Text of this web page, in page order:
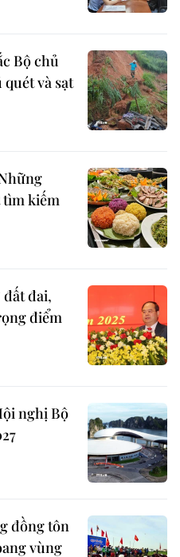
Bộ chủ
và sạt
tìm kiếm
đai,
điểm
nghị Bộ
đồng tôn
vùng